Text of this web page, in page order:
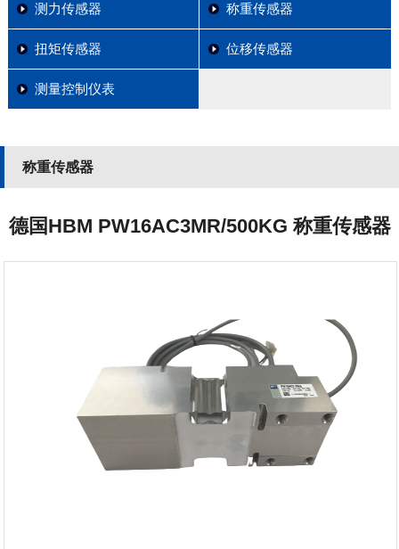
测力传感器 称重传感器
扭矩传感器 位移传感器
测量控制仪表
称重传感器
德国HBM PW16AC3MR/500KG 称重传感器